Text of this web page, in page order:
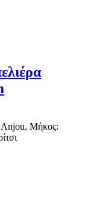
Anjou, Μήκος: